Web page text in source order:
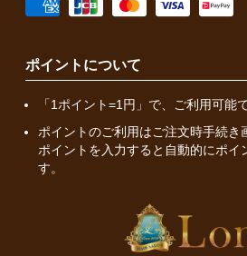
ポイントについて
「1ポイント=1円」で、ご利用可能で
ポイントのご利用はご注文時手続き
ポイントを入力すると自動的にポイ
す。